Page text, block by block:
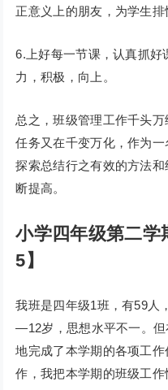
正意义上的朋友，为学生排
6.上好每一节课，认真抓
力，积极，向上。
总之，班级管理工作千头
任务又在千变万化，作为
探索总结行之有效的方法
断提高。
小学四年级第二学
5】
我班是四年级1班，有59人
—12岁，思想水平不一。
地完成了本学期的各项工
作，我把本学期的班级工作